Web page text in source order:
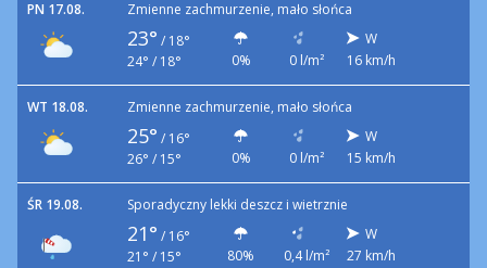
PN 17.08. Zmienne zachmurzenie, mało słońca
23° / 18°
24° / 18°
0% 0 l/m²
W
16 km/h
WT 18.08. Zmienne zachmurzenie, mało słońca
25° / 16°
26° / 15°
0% 0 l/m²
W
15 km/h
ŚR 19.08. Sporadyczny lekki deszcz i wietrznie
21° / 16°
21° / 15°
80% 0,4 l/m²
W
27 km/h